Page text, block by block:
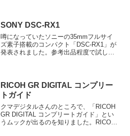
想像するのはブランド...
SONY DSC-RX1
噂になっていたソニーの35mmフルサイ
ズ素子搭載のコンパクト「DSC-RX1」が
発表されました。参考出品程度で試しに
のCMでも...
RICOH GR DIGITAL コンプリー
トガイド
クマデジタルさんのところで、「RICOH
GR DIGITAL コンプリートガイド」とい
うムックが出るのを知りました。RICOH